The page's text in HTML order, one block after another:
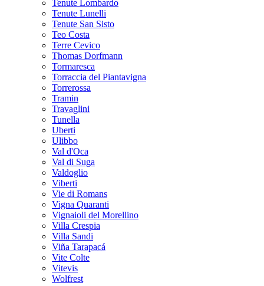
Tenute Lombardo
Tenute Lunelli
Tenute San Sisto
Teo Costa
Terre Cevico
Thomas Dorfmann
Tormaresca
Torraccia del Piantavigna
Torrerossa
Tramin
Travaglini
Tunella
Uberti
Ulibbo
Val d'Oca
Val di Suga
Valdoglio
Viberti
Vie di Romans
Vigna Quaranti
Vignaioli del Morellino
Villa Crespia
Villa Sandi
Viña Tarapacá
Vite Colte
Vitevis
Wolfrest